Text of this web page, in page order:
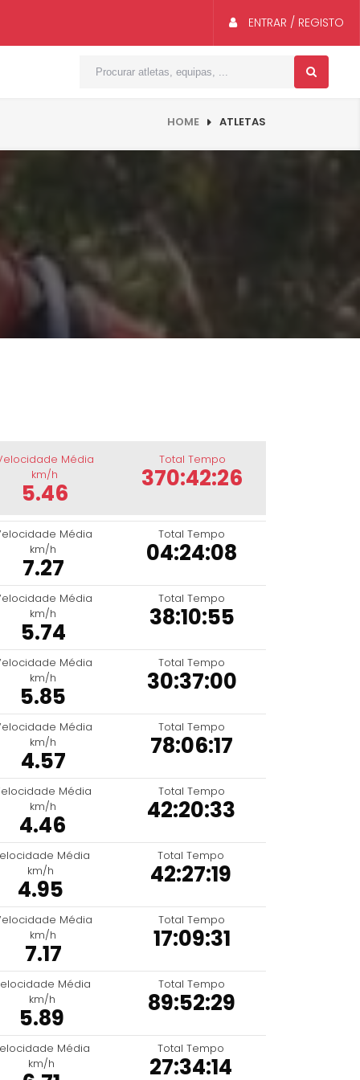
ENTRAR / REGISTO
HOME ATLETAS
Média
km/h
5.46
Total Tempo
370:42:26
Média
km/h
7.27
Total Tempo
04:24:08
Média
km/h
5.74
Total Tempo
38:10:55
Média
km/h
5.85
Total Tempo
30:37:00
Média
km/h
4.57
Total Tempo
78:06:17
Média
km/h
4.46
Total Tempo
42:20:33
Média
km/h
4.95
Total Tempo
42:27:19
Média
km/h
7.17
Total Tempo
17:09:31
Média
km/h
5.89
Total Tempo
89:52:29
Média
km/h
Total Tempo
27:34:14